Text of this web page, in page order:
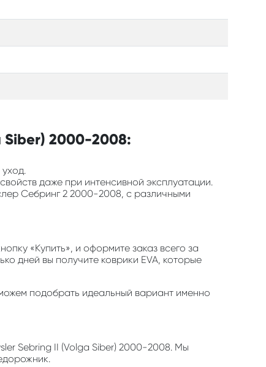
Siber) 2000-2008:
даже при интенсивной эксплуатации.
Себринг 2 2000-2008, с различными
«Купить», и оформите заказ всего за
дней вы получите коврики EVA, которые
подобрать идеальный вариант именно
Sebring II (Volga Siber) 2000-2008. Мы